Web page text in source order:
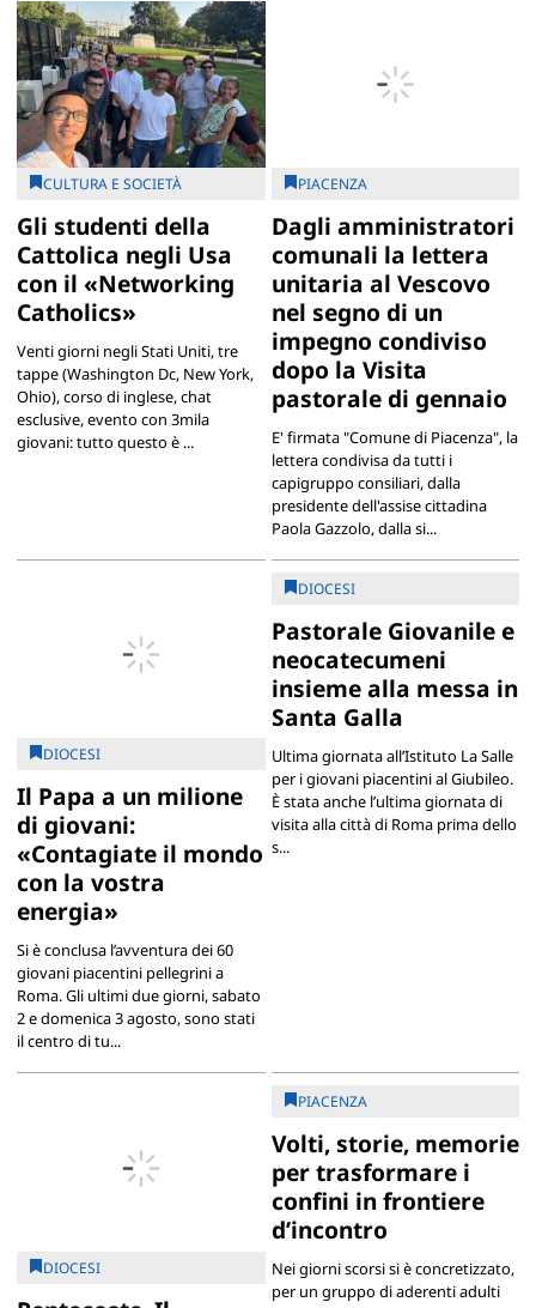
CULTURA E SOCIETÀ
Gli studenti della
Cattolica negli Usa
con il «Networking
Catholics»
Venti giorni negli Stati Uniti, tre
tappe (Washington Dc, New York,
Ohio), corso di inglese, chat
esclusive, evento con 3mila
giovani: tutto questo è ...
PIACENZA
Dagli amministratori
comunali la lettera
unitaria al Vescovo
nel segno di un
impegno condiviso
dopo la Visita
pastorale di gennaio
E' firmata "Comune di Piacenza", la
lettera condivisa da tutti i
capigruppo consiliari, dalla
presidente dell'assise cittadina
Paola Gazzolo, dalla si...
DIOCESI
Il Papa a un milione
di giovani:
«Contagiate il mondo
con la vostra
energia»
Si è conclusa l’avventura dei 60
giovani piacentini pellegrini a
Roma. Gli ultimi due giorni, sabato
2 e domenica 3 agosto, sono stati
il centro di tu...
DIOCESI
Pastorale Giovanile e
neocatecumeni
insieme alla messa in
Santa Galla
Ultima giornata all’Istituto La Salle
per i giovani piacentini al Giubileo.
È stata anche l’ultima giornata di
visita alla città di Roma prima dello
s...
DIOCESI
PIACENZA
Volti, storie, memorie
per trasformare i
confini in frontiere
d’incontro
Nei giorni scorsi si è concretizzato,
per un gruppo di aderenti adulti